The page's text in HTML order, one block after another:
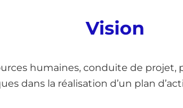
Vision
humaines, conduite de projet,
dans la réalisation d’un plan